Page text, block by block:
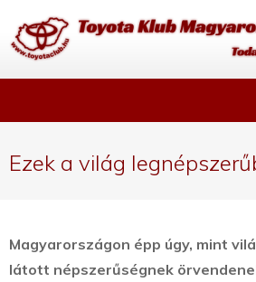
Ezek a világ
Magyarországon épp úgy, mint
látott népszerűségnek